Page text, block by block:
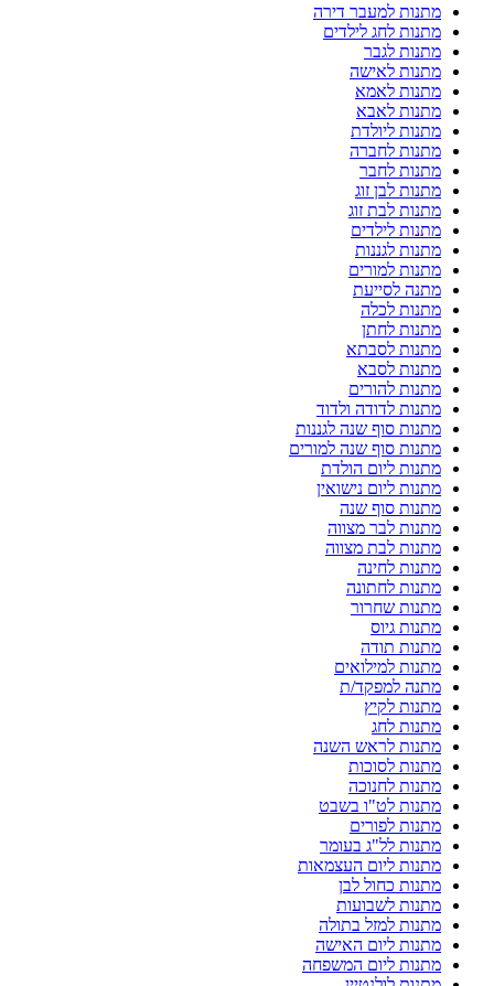
מתנות למעבר דירה
מתנות לחג לילדים
מתנות לגבר
מתנות לאישה
מתנות לאמא
מתנות לאבא
מתנות ליולדת
מתנות לחברה
מתנות לחבר
מתנות לבן זוג
מתנות לבת זוג
מתנות לילדים
מתנות לגננות
מתנות למורים
מתנה לסייעת
מתנות לכלה
מתנות לחתן
מתנות לסבתא
מתנות לסבא
מתנות להורים
מתנות לדודה ולדוד
מתנות סוף שנה לגננות
מתנות סוף שנה למורים
מתנות ליום הולדת
מתנות ליום נישואין
מתנות סוף שנה
מתנות לבר מצווה
מתנות לבת מצווה
מתנות לחינה
מתנות לחתונה
מתנות שחרור
מתנות גיוס
מתנות תודה
מתנות למילואים
מתנה למפקד/ת
מתנות לקיץ
מתנות לחג
מתנות לראש השנה
מתנות לסוכות
מתנות לחנוכה
מתנות לט"ו בשבט
מתנות לפורים
מתנות לל"ג בעומר
מתנות ליום העצמאות
מתנות כחול לבן
מתנות לשבועות
מתנות למזל בתולה
מתנות ליום האישה
מתנות ליום המשפחה